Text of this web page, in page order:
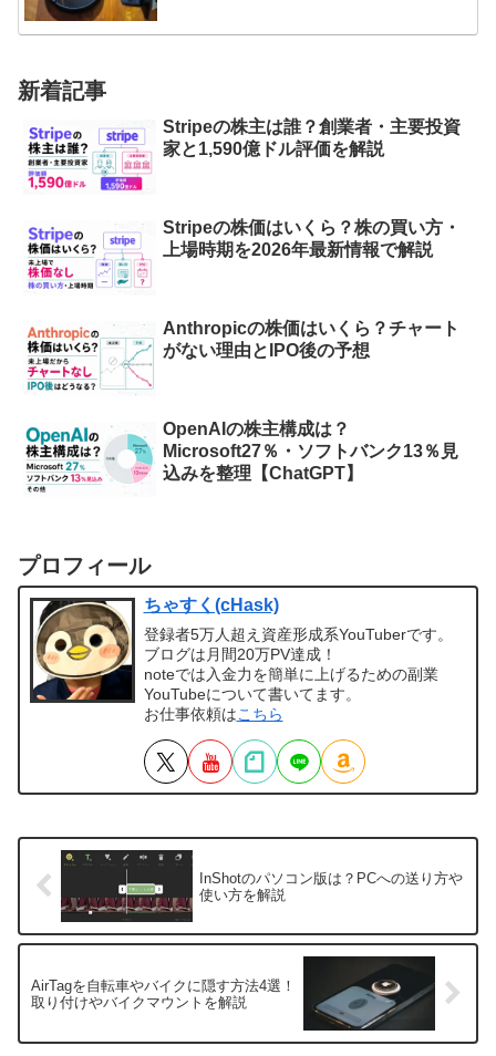
新着記事
Stripeの株主は誰？創業者・主要投資
家と1,590億ドル評価を解説
Stripeの株価はいくら？株の買い方・
上場時期を2026年最新情報で解説
Anthropicの株価はいくら？チャート
がない理由とIPO後の予想
OpenAIの株主構成は？
Microsoft27％・ソフトバンク13％見
込みを整理【ChatGPT】
プロフィール
ちゃすく(cHask)
登録者5万人超え資産形成系YouTuberです。
ブログは月間20万PV達成！
noteでは入金力を簡単に上げるための副業
YouTubeについて書いてます。
お仕事依頼はこちら
InShotのパソコン版は？PCへの送り方や
使い方を解説
AirTagを自転車やバイクに隠す方法4選！
取り付けやバイクマウントを解説